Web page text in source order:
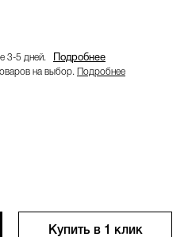
3-5 дней. Подробнее
на выбор. Подробнее
Купить в 1 клик